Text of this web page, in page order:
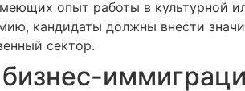
опыт работы в культурной
кандидаты должны внести
сектор.